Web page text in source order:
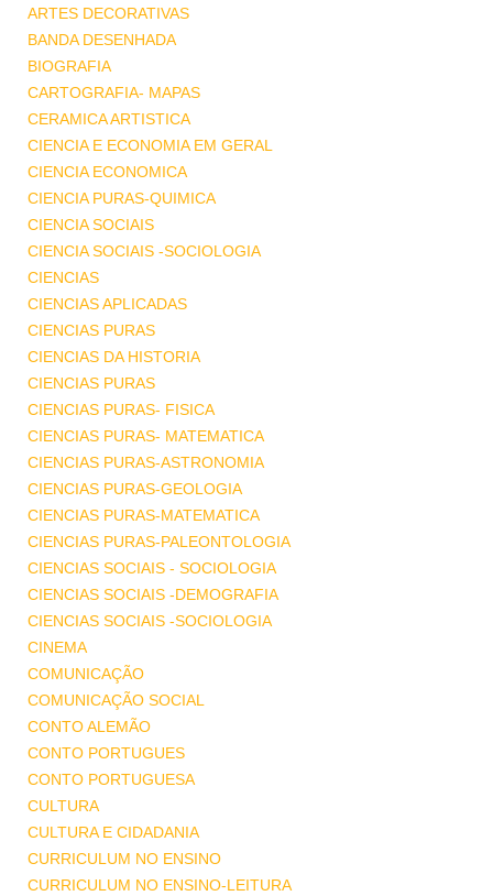
ARTES DECORATIVAS
BANDA DESENHADA
BIOGRAFIA
CARTOGRAFIA- MAPAS
CERAMICA ARTISTICA
CIENCIA E ECONOMIA EM GERAL
CIENCIA ECONOMICA
CIENCIA PURAS-QUIMICA
CIENCIA SOCIAIS
CIENCIA SOCIAIS -SOCIOLOGIA
CIENCIAS
CIENCIAS APLICADAS
CIENCIAS PURAS
CIENCIAS DA HISTORIA
CIENCIAS PURAS
CIENCIAS PURAS- FISICA
CIENCIAS PURAS- MATEMATICA
CIENCIAS PURAS-ASTRONOMIA
CIENCIAS PURAS-GEOLOGIA
CIENCIAS PURAS-MATEMATICA
CIENCIAS PURAS-PALEONTOLOGIA
CIENCIAS SOCIAIS - SOCIOLOGIA
CIENCIAS SOCIAIS -DEMOGRAFIA
CIENCIAS SOCIAIS -SOCIOLOGIA
CINEMA
COMUNICAÇÃO
COMUNICAÇÃO SOCIAL
CONTO ALEMÃO
CONTO PORTUGUES
CONTO PORTUGUESA
CULTURA
CULTURA E CIDADANIA
CURRICULUM NO ENSINO
CURRICULUM NO ENSINO-LEITURA